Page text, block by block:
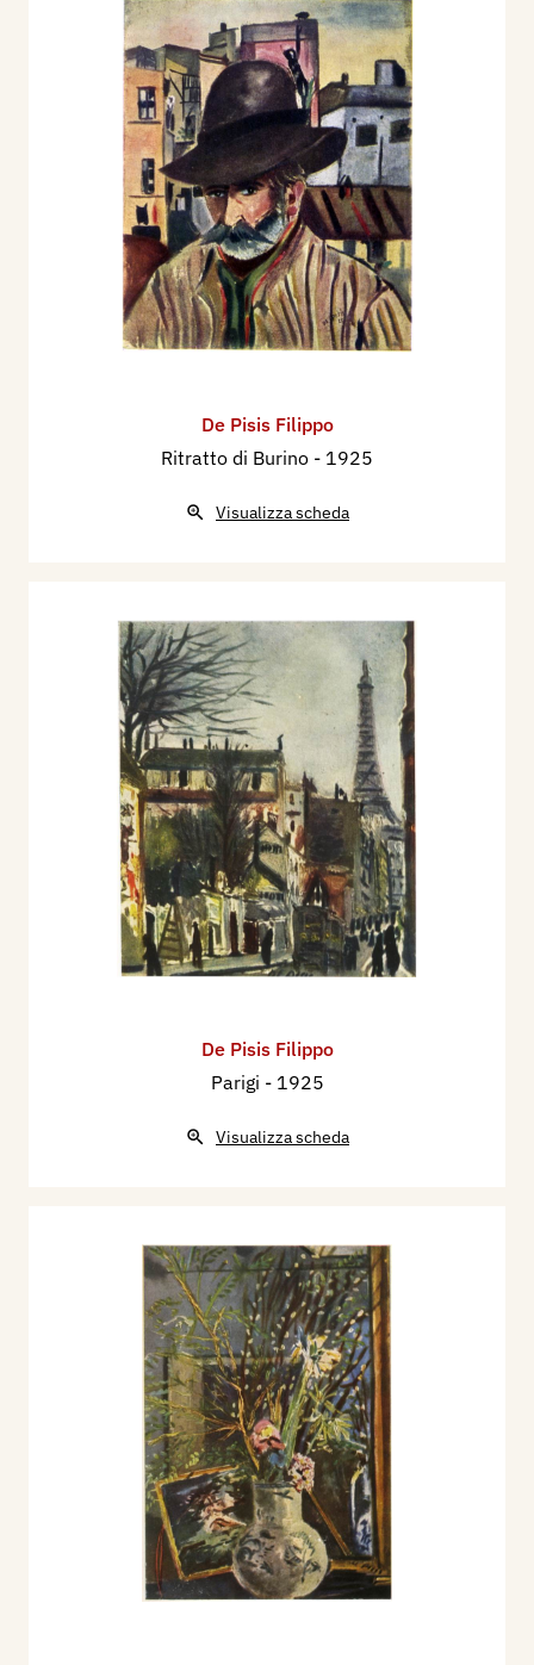
De Pisis Filippo
Ritratto di Burino - 1925
Visualizza scheda
De Pisis Filippo
Parigi - 1925
Visualizza scheda